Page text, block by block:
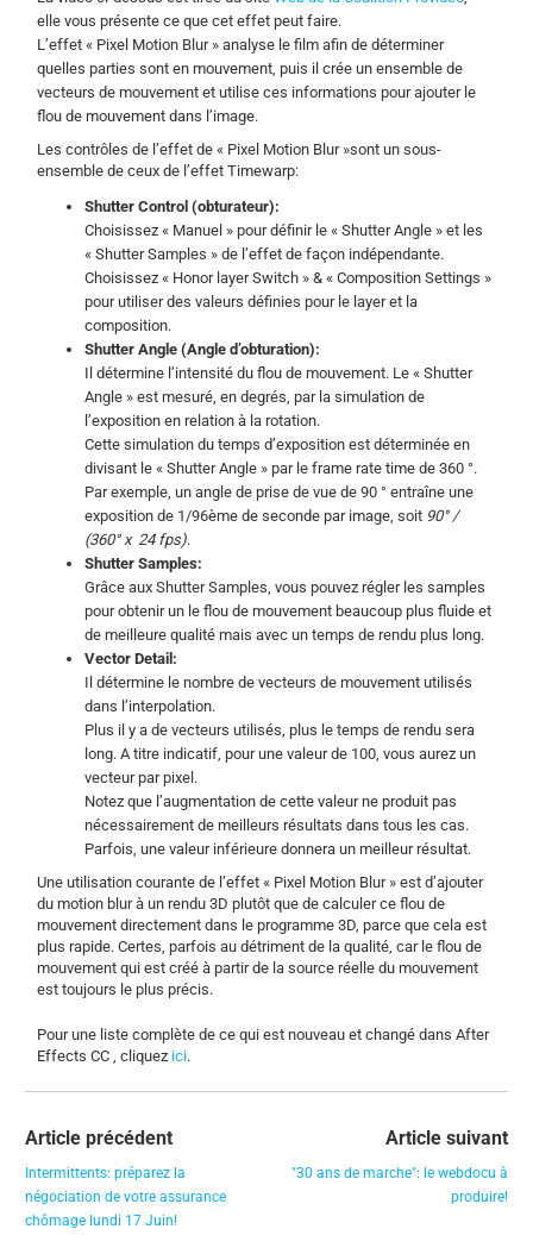
elle vous présente ce que cet effet peut faire.
L’effet « Pixel Motion Blur » analyse le film afin de déterminer
quelles parties sont en mouvement, puis il crée un ensemble de
vecteurs de mouvement et utilise ces informations pour ajouter le
flou de mouvement dans l’image.
Les contrôles de l’effet de « Pixel Motion Blur »sont un sous-
ensemble de ceux de l’effet Timewarp:
Shutter Control (obturateur):
Choisissez « Manuel » pour définir le « Shutter Angle » et les
« Shutter Samples » de l’effet de façon indépendante.
Choisissez « Honor layer Switch » & « Composition Settings »
pour utiliser des valeurs définies pour le layer et la
composition.
Shutter Angle (Angle d’obturation):
Il détermine l’intensité du flou de mouvement. Le « Shutter
Angle » est mesuré, en degrés, par la simulation de
l’exposition en relation à la rotation.
Cette simulation du temps d’exposition est déterminée en
divisant le « Shutter Angle » par le frame rate time de 360 °.
Par exemple, un angle de prise de vue de 90 ° entraîne une
exposition de 1/96ème de seconde par image, soit 90° /
(360° x 24 fps).
Shutter Samples:
Grâce aux Shutter Samples, vous pouvez régler les samples
pour obtenir un le flou de mouvement beaucoup plus fluide et
de meilleure qualité mais avec un temps de rendu plus long.
Vector Detail:
Il détermine le nombre de vecteurs de mouvement utilisés
dans l’interpolation.
Plus il y a de vecteurs utilisés, plus le temps de rendu sera
long. A titre indicatif, pour une valeur de 100, vous aurez un
vecteur par pixel.
Notez que l’augmentation de cette valeur ne produit pas
nécessairement de meilleurs résultats dans tous les cas.
Parfois, une valeur inférieure donnera un meilleur résultat.
Une utilisation courante de l’effet « Pixel Motion Blur » est d’ajouter
du motion blur à un rendu 3D plutôt que de calculer ce flou de
mouvement directement dans le programme 3D, parce que cela est
plus rapide. Certes, parfois au détriment de la qualité, car le flou de
mouvement qui est créé à partir de la source réelle du mouvement
est toujours le plus précis.
Pour une liste complète de ce qui est nouveau et changé dans After
Effects CC , cliquez ici.
Article précédent
Intermittents: préparez la
négociation de votre assurance
chômage lundi 17 Juin!
Article suivant
"30 ans de marche": le webdocu à
produire!